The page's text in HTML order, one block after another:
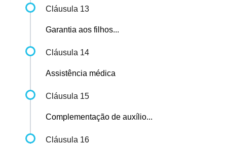
Cláusula 13
Garantia aos filhos...
Cláusula 14
Assistência médica
Cláusula 15
Complementação de auxílio...
Cláusula 16